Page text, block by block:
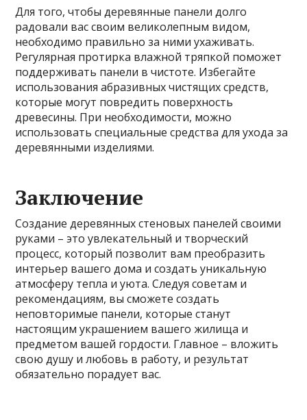
Для того, чтобы деревянные панели долго
радовали вас своим великолепным видом,
необходимо правильно за ними ухаживать.
Регулярная протирка влажной тряпкой поможет
поддерживать панели в чистоте. Избегайте
использования абразивных чистящих средств,
которые могут повредить поверхность
древесины. При необходимости, можно
использовать специальные средства для ухода за
деревянными изделиями.
Заключение
Создание деревянных стеновых панелей своими
руками – это увлекательный и творческий
процесс, который позволит вам преобразить
интерьер вашего дома и создать уникальную
атмосферу тепла и уюта. Следуя советам и
рекомендациям, вы сможете создать
неповторимые панели, которые станут
настоящим украшением вашего жилища и
предметом вашей гордости. Главное – вложить
свою душу и любовь в работу, и результат
обязательно порадует вас.